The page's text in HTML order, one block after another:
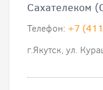
Сахателеком
Телефон: +7
г.Якутск, ул.